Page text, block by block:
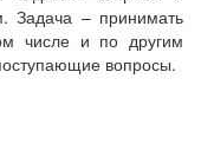
Задача – принимать
числе и по другим
вопросы.